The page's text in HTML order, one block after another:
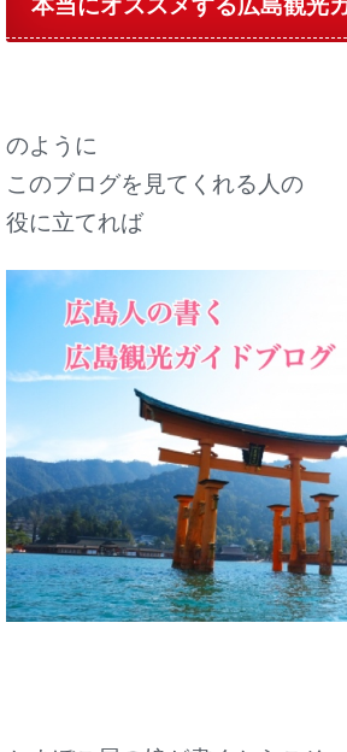
のように
このブログを見てくれる人の
役に立てれば